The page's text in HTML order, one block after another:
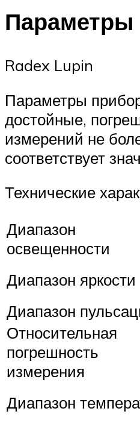
Параметры
Radex Lupin
Параметры
достойные,
измерений не
соответствует
Технические
Диапазон
освещенности
Диапазон яркости
Диапазон
Относительная
погрешность
измерения
Диапазон